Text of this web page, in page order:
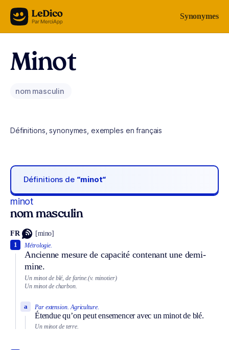
Aller au contenu Synonymes
Minot
nom masculin
Définitions, synonymes, exemples en français
Définitions de “minot“
minot
nom masculin
FR [mino]
Métrologie.
Ancienne mesure de capacité contenant une demi-
mine.
1
Un minot de blé, de farine. (v. minotier)
Un minot de charbon.
Par extension. Agriculture.
Étendue qu’on peut ensemencer avec un minot de blé.
a
Un minot de terre.